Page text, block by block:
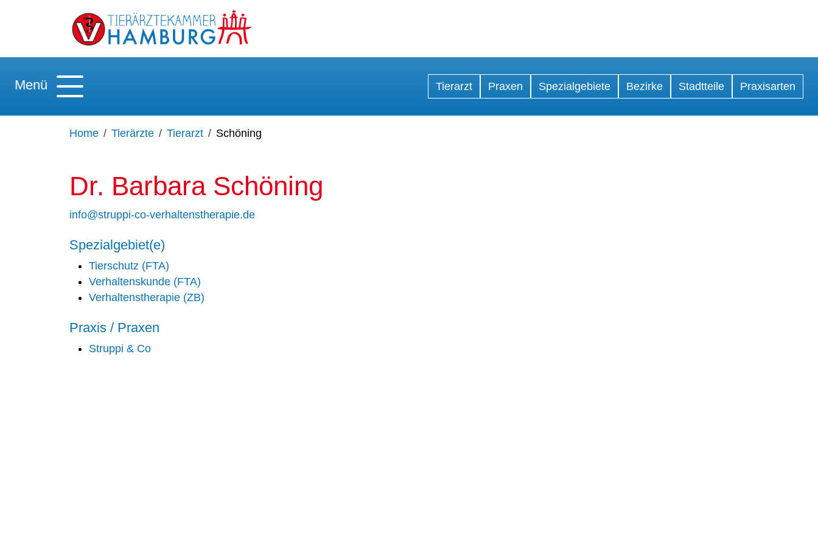
Menü Tierarzt Praxen Spezialgebiete Bezirke Stadtteile Praxisarten
Home Tierärzte Tierarzt Schöning
Dr. Barbara Schöning
info@struppi-co-verhaltenstherapie.de
Spezialgebiet(e)
Tierschutz (FTA)
Verhaltenskunde (FTA)
Verhaltenstherapie (ZB)
Praxis / Praxen
Struppi & Co